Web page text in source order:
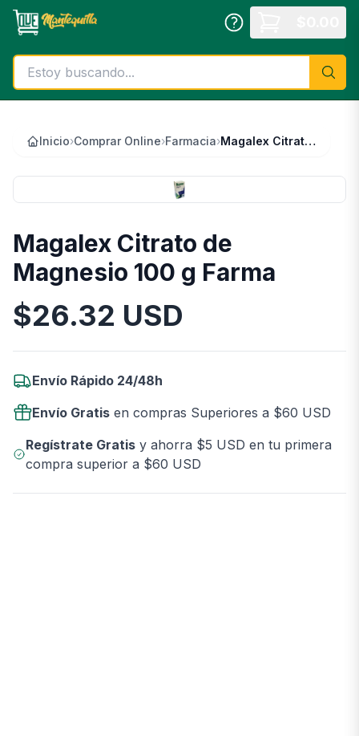
Saltar al contenido principal
Inicio›Comprar Online›Farmacia› Magalex Citrato de Magnesio 100 g Farma
Magalex Citrato de
Magnesio 100 g Farma
Información del Producto
$26.32 USD
Envío Rápido 24/48h
Envío Gratis en compras Superiores a $60 USD
Regístrate Gratisy ahorra $5 USD en tu primera
compra superior a $60 USD